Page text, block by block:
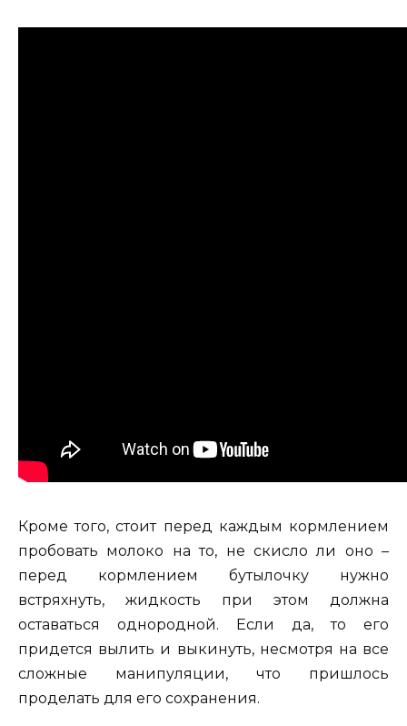
Кроме того, стоит перед каждым кормлением
пробовать молоко на то, не скисло ли оно –
перед кормлением бутылочку нужно
встряхнуть, жидкость при этом должна
оставаться однородной. Если да, то его
придется вылить и выкинуть, несмотря на все
сложные манипуляции, что пришлось
проделать для его сохранения.